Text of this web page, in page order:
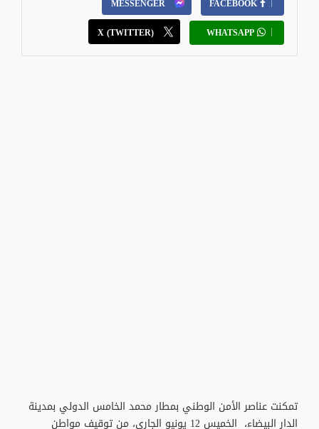
FACEBOOK
MESSENGER
WHATSAPP
X (TWITTER)
تمكنت عناصر الأمن الوطني بمطار محمد الخامس الدولي بمدينة
الدار البيضاء، الخميس 12 يونيو الجاري، من توقيف مواطن